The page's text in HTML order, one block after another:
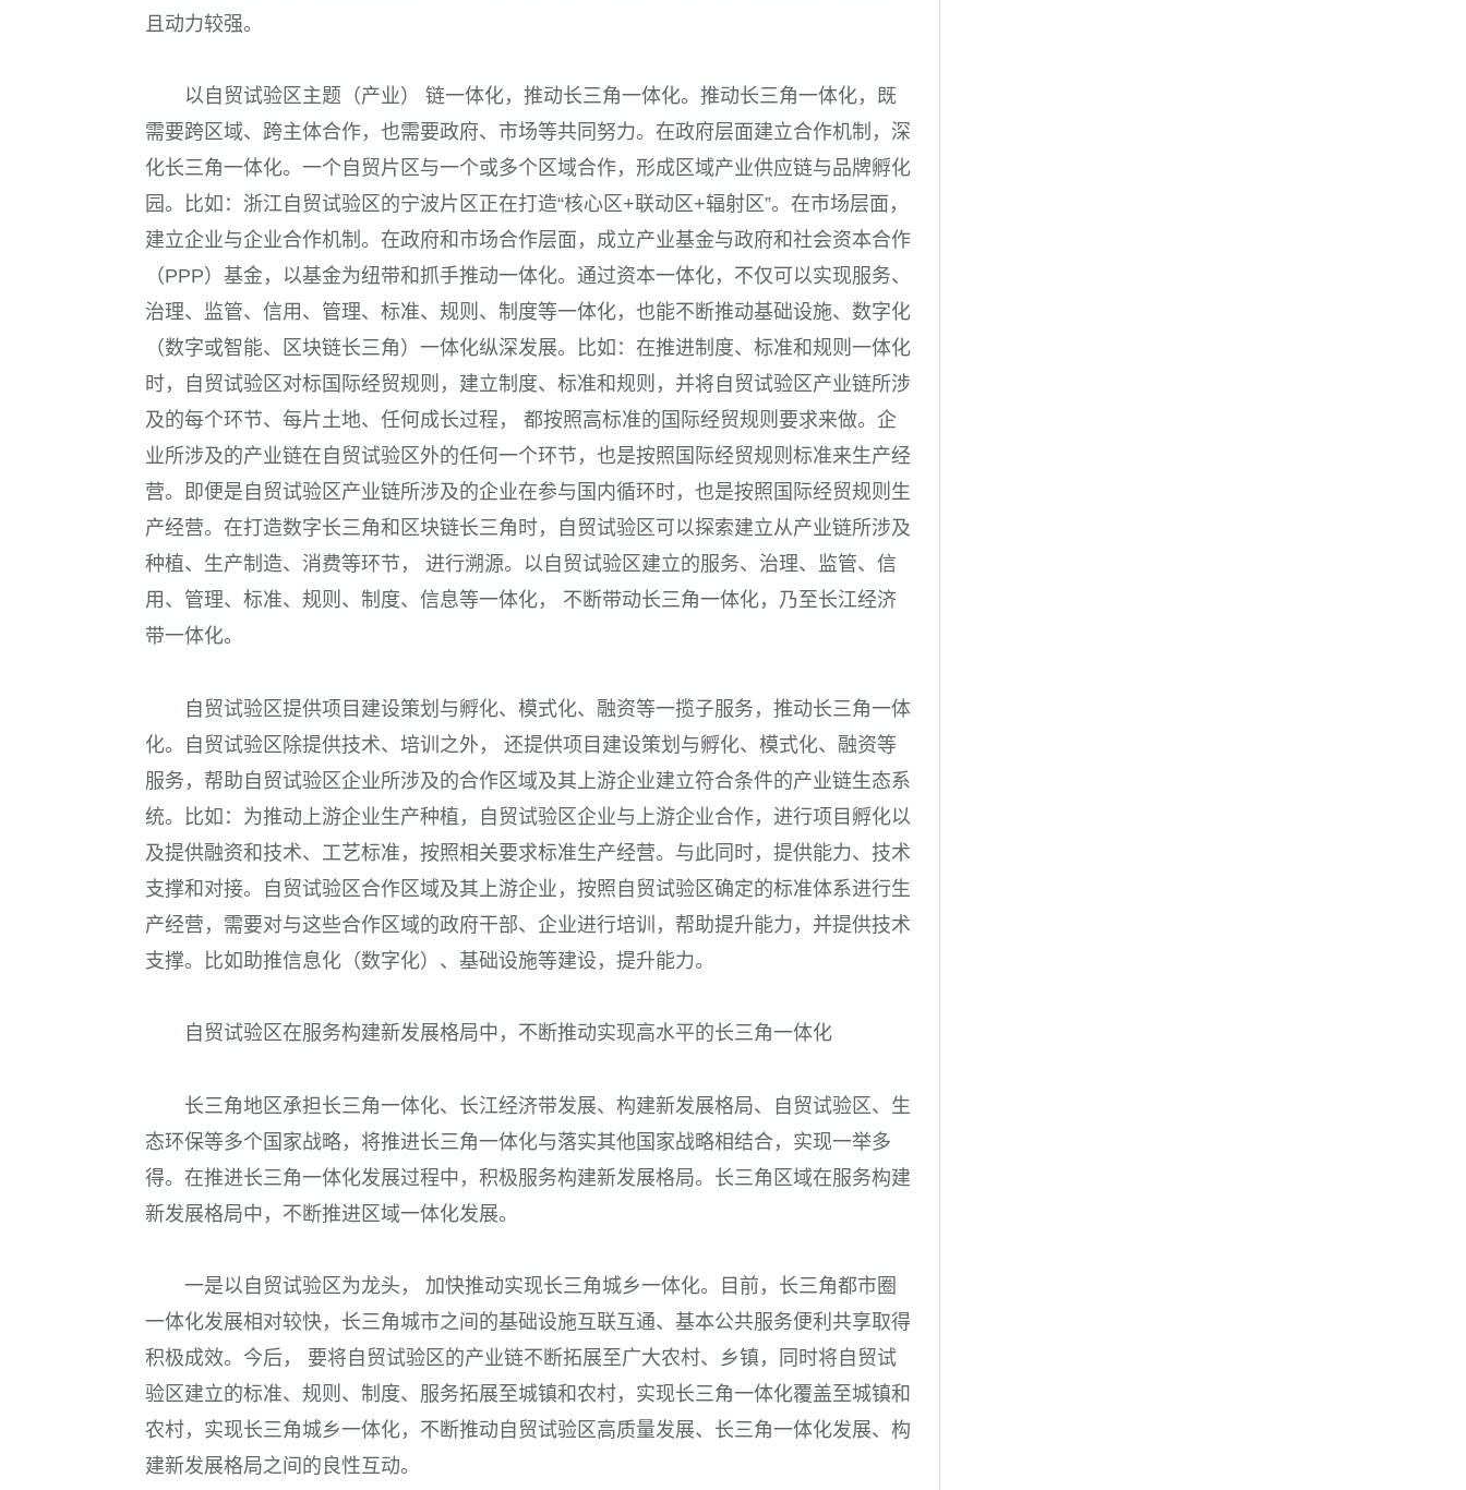
且动力较强。
以自贸试验区主题（产业） 链一体化，推动长三角一体化。推动长三角一体化，既
需要跨区域、跨主体合作，也需要政府、市场等共同努力。在政府层面建立合作机制，深
化长三角一体化。一个自贸片区与一个或多个区域合作，形成区域产业供应链与品牌孵化
园。比如：浙江自贸试验区的宁波片区正在打造“核心区+联动区+辐射区”。在市场层面，
建立企业与企业合作机制。在政府和市场合作层面，成立产业基金与政府和社会资本合作
（PPP）基金，以基金为纽带和抓手推动一体化。通过资本一体化，不仅可以实现服务、
治理、监管、信用、管理、标准、规则、制度等一体化，也能不断推动基础设施、数字化
（数字或智能、区块链长三角 ）一体化纵深发展。比如：在推进制度、标准和规则一体化
时，自贸试验区对标国际经贸规则，建立制度、标准和规则，并将自贸试验区产业链所涉
及的每个环节、每片土地、任何成长过程， 都按照高标准的国际经贸规则要求来做。企
业所涉及的产业链在自贸试验区外的任何一个环节，也是按照国际经贸规则标准来生产经
营。即便是自贸试验区产业链所涉及的企业在参与国内循环时，也是按照国际经贸规则生
产经营。在打造数字长三角和区块链长三角时，自贸试验区可以探索建立从产业链所涉及
种植、生产制造、消费等环节， 进行溯源。以自贸试验区建立的服务、治理、监管、信
用、管理、标准、规则、制度、信息等一体化， 不断带动长三角一体化，乃至长江经济
带一体化。
自贸试验区提供项目建设策划与孵化、模式化、融资等一揽子服务，推动长三角一体
化。自贸试验区除提供技术、培训之外， 还提供项目建设策划与孵化、模式化、融资等
服务，帮助自贸试验区企业所涉及的合作区域及其上游企业建立符合条件的产业链生态系
统。比如：为推动上游企业生产种植，自贸试验区企业与上游企业合作，进行项目孵化以
及提供融资和技术、工艺标准，按照相关要求标准生产经营。与此同时，提供能力、技术
支撑和对接。自贸试验区合作区域及其上游企业，按照自贸试验区确定的标准体系进行生
产经营，需要对与这些合作区域的政府干部、企业进行培训，帮助提升能力，并提供技术
支撑。比如助推信息化（数字化）、基础设施等建设，提升能力。
自贸试验区在服务构建新发展格局中，不断推动实现高水平的长三角一体化
长三角地区承担长三角一体化、长江经济带发展、构建新发展格局、自贸试验区、生
态环保等多个国家战略，将推进长三角一体化与落实其他国家战略相结合，实现一举多
得。在推进长三角一体化发展过程中，积极服务构建新发展格局。长三角区域在服务构建
新发展格局中，不断推进区域一体化发展。
一是以自贸试验区为龙头， 加快推动实现长三角城乡一体化。目前，长三角都市圈
一体化发展相对较快，长三角城市之间的基础设施互联互通、基本公共服务便利共享取得
积极成效。今后， 要将自贸试验区的产业链不断拓展至广大农村、乡镇，同时将自贸试
验区建立的标准、规则、制度、服务拓展至城镇和农村，实现长三角一体化覆盖至城镇和
农村，实现长三角城乡一体化，不断推动自贸试验区高质量发展、长三角一体化发展、构
建新发展格局之间的良性互动。